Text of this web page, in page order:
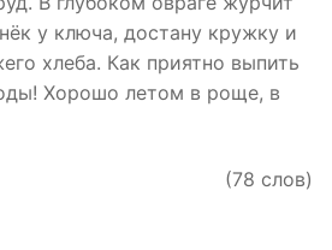
у ключа, достану кружку и
хлеба. Как приятно выпить
Хорошо летом в роще, в
(78 слов)